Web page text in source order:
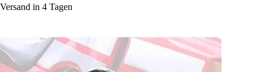
Versand in 4 Tagen